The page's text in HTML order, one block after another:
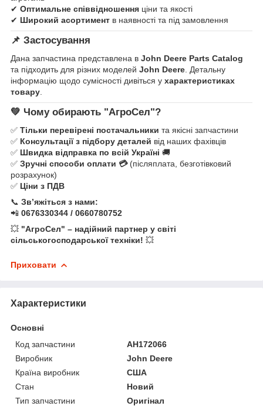
✔ Оптимальне співвідношення ціни та якості
✔ Широкий асортимент в наявності та під замовлення
📌 Застосування
Дана запчастина представлена в John Deere Parts Catalog
та підходить для різних моделей John Deere . Детальну
інформацію щодо сумісності дивіться у характеристиках
товару
💚 Чому обирають "АгроСел"?
✅ Тільки перевірені постачальники та якісні запчастини
✅ Консультації з підбору деталей від наших фахівців
✅ Швидка відправка по всій Україні 🚚
✅ Зручні способи оплати 💳(післяплата, безготівковий
розрахунок)
✅ Ціни з ПДВ
📞 Зв’яжіться з нами:
📲 0676330344 / 0660780752
💥 "АгроСел" – надійний партнер у світі
сільськогосподарської техніки! 💥
Приховати
Характеристики
Основні
Код запчастини
AH172066
Виробник
John Deere
Країна виробник
США
Стан
Новий
Тип запчастини
Оригінал